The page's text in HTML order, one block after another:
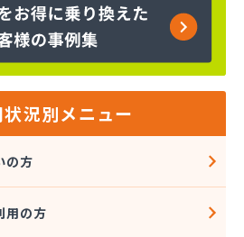
ービス
ロパン部
ロパン佐久営業所
本支店
況別メニュー
の方
用の方